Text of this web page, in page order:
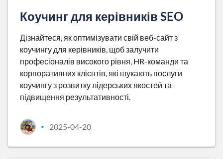
Коучинг для керівників SEO
Дізнайтеся, як оптимізувати свій веб-сайт з
коучингу для керівників, щоб залучити
професіоналів високого рівня, HR-команди та
корпоративних клієнтів, які шукають послуги
коучингу з розвитку лідерських якостей та
підвищення результативності.
• 2025-04-20